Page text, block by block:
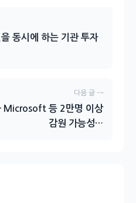
동시에 하는 기관 투자
다음 글 →
Microsoft 등 2만명 이상
감원 가능성…